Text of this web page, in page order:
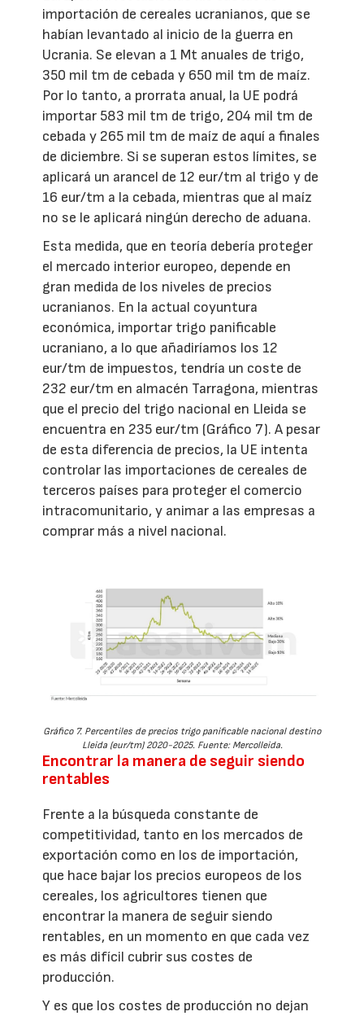
importación de cereales ucranianos, que se
habían levantado al inicio de la guerra en
Ucrania. Se elevan a 1 Mt anuales de trigo,
350 mil tm de cebada y 650 mil tm de maíz.
Por lo tanto, a prorrata anual, la UE podrá
importar 583 mil tm de trigo, 204 mil tm de
cebada y 265 mil tm de maíz de aquí a finales
de diciembre. Si se superan estos límites, se
aplicará un arancel de 12 eur/tm al trigo y de
16 eur/tm a la cebada, mientras que al maíz
no se le aplicará ningún derecho de aduana.
Esta medida, que en teoría debería proteger
el mercado interior europeo, depende en
gran medida de los niveles de precios
ucranianos. En la actual coyuntura
económica, importar trigo panificable
ucraniano, a lo que añadiríamos los 12
eur/tm de impuestos, tendría un coste de
232 eur/tm en almacén Tarragona, mientras
que el precio del trigo nacional en Lleida se
encuentra en 235 eur/tm (Gráfico 7). A pesar
de esta diferencia de precios, la UE intenta
controlar las importaciones de cereales de
terceros países para proteger el comercio
intracomunitario, y animar a las empresas a
comprar más a nivel nacional.
Gráfico 7. Percentiles de precios trigo panificable nacional destino
Lleida (eur/tm) 2020-2025. Fuente: Mercolleida.
Encontrar la manera de seguir siendo
rentables
Frente a la búsqueda constante de
competitividad, tanto en los mercados de
exportación como en los de importación,
que hace bajar los precios europeos de los
cereales, los agricultores tienen que
encontrar la manera de seguir siendo
rentables, en un momento en que cada vez
es más difícil cubrir sus costes de
producción.
Y es que los costes de producción no dejan